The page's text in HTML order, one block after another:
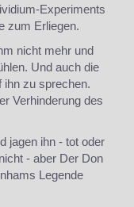
Experiments
zum Erliegen.
nicht mehr und
Und auch die
ihn zu sprechen.
Verhinderung des
jagen ihn - tot oder
- aber Der Don
Legende